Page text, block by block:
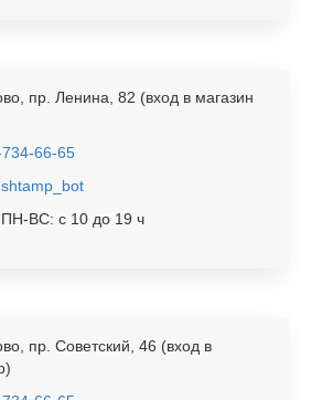
пр. Ленина, 82 (вход в магазин
66-65
ПН-ВС: с 10 до 19 ч
пр. Советский, 46 (вход в